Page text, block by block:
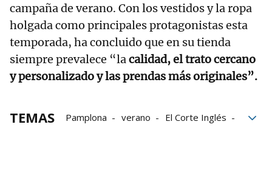
campaña de verano. Con los vestidos y la ropa
holgada como principales protagonistas esta
temporada, ha concluido que en su tienda
siempre prevalece “lacalidad, el trato cercano
y personalizado y las prendas más originales”.
TEMAS Pamplona verano
El Corte Inglés